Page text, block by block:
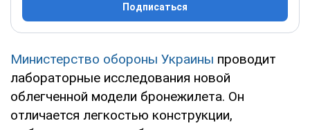
Подписаться
Министерство обороны Украины проводит
лабораторные исследования новой
облегченной модели бронежилета. Он
отличается легкостью конструкции,